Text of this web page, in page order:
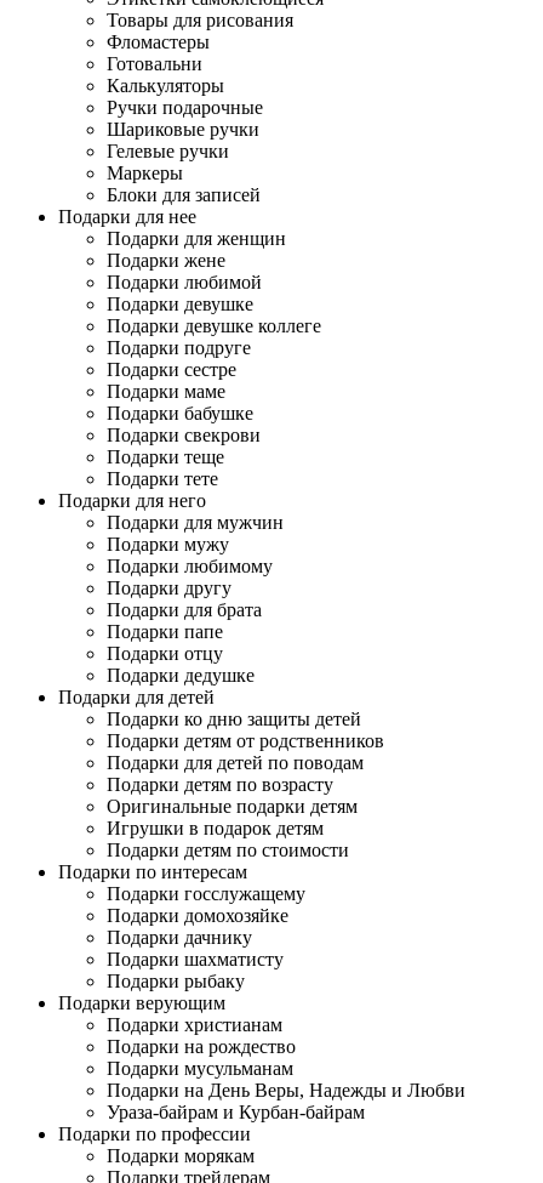
Товары для рисования
Фломастеры
Готовальни
Калькуляторы
Ручки подарочные
Шариковые ручки
Гелевые ручки
Маркеры
Блоки для записей
Подарки для нее
Подарки для женщин
Подарки жене
Подарки любимой
Подарки девушке
Подарки девушке коллеге
Подарки подруге
Подарки сестре
Подарки маме
Подарки бабушке
Подарки свекрови
Подарки теще
Подарки тете
Подарки для него
Подарки для мужчин
Подарки мужу
Подарки любимому
Подарки другу
Подарки для брата
Подарки папе
Подарки отцу
Подарки дедушке
Подарки для детей
Подарки ко дню защиты детей
Подарки детям от родственников
Подарки для детей по поводам
Подарки детям по возрасту
Оригинальные подарки детям
Игрушки в подарок детям
Подарки детям по стоимости
Подарки по интересам
Подарки госслужащему
Подарки домохозяйке
Подарки дачнику
Подарки шахматисту
Подарки рыбаку
Подарки верующим
Подарки христианам
Подарки на рождество
Подарки мусульманам
Подарки на День Веры, Надежды и Любви
Ураза-байрам и Курбан-байрам
Подарки по профессии
Подарки морякам
Подарки трейдерам